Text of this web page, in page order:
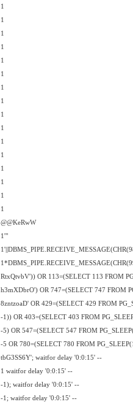
1
1
1
1
1
1
1
1
1
1
1
1
1
1
1
1
@@KeRwW
1'"
RtxQtvbV')) OR 113=(SELECT 113 FROM
h3mXDbrO') OR 747=(SELECT 747 FROM
8zntzoaD' OR 429=(SELECT 429 FROM
-1)) OR 403=(SELECT 403 FROM
-5) OR 547=(SELECT 547 FROM
-5 OR 780=(SELECT 780 FROM
tbG3SS6Y'; waitfor delay '0:0:15' --
1 waitfor delay '0:0:15' --
-1); waitfor delay '0:0:15' --
-1; waitfor delay '0:0:15' --